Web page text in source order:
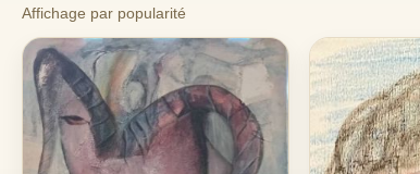
Affichage par popularité